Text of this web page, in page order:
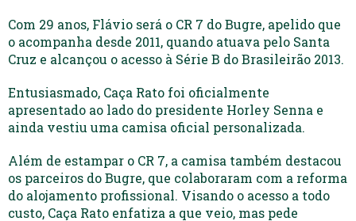
Com 29 anos, Flávio será o CR 7 do Bugre, apelido que
o acompanha desde 2011, quando atuava pelo Santa
Cruz e alcançou o acesso à Série B do Brasileirão 2013.
Entusiasmado, Caça Rato foi oficialmente
apresentado ao lado do presidente Horley Senna e
ainda vestiu uma camisa oficial personalizada.
Além de estampar o CR 7, a camisa também destacou
os parceiros do Bugre, que colaboraram com a reforma
do alojamento profissional. Visando o acesso a todo
custo, Caça Rato enfatiza a que veio, mas pede